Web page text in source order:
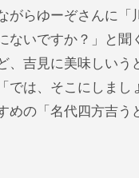
がらゆーぞさんに「
ないですか？」と聞
、吉見に美味しいう
では、そこにしまし
めの「名代四方吉う